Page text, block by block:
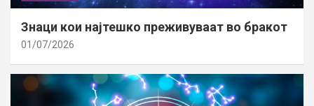
Знаци кои најтешко преживуваат во бракот
01/07/2026